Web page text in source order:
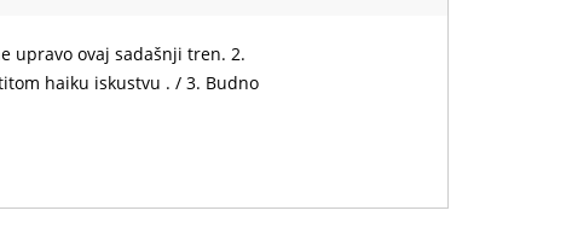
upravo ovaj sadašnji tren. 2.
haiku iskustvu . / 3. Budno